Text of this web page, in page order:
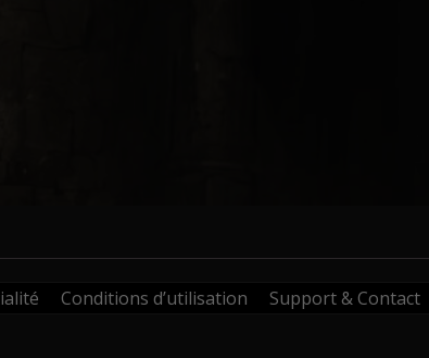
Conditions d’utilisation Support & Contact